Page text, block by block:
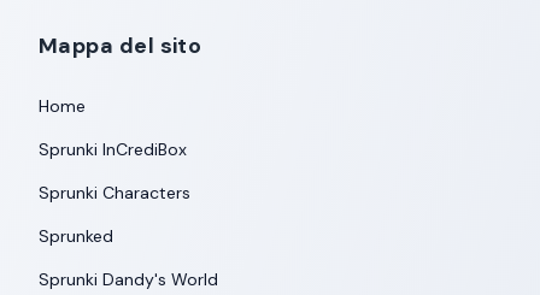
Mappa del sito
Home
Sprunki InCrediBox
Sprunki Characters
Sprunked
Sprunki Dandy's World